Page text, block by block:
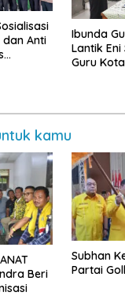
dan Anti
Ibunda
Lantik
Guru
kamu
Beri
Subhan
Partai